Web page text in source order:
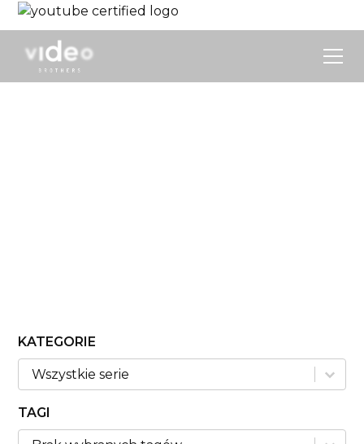
KATEGORIE
KATEGORIE
Kategorie
TAGI
TAGI
Tagi